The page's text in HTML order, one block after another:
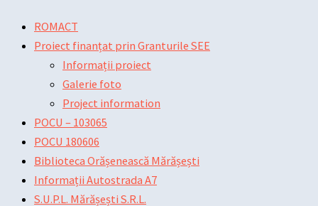
content
Menu
ROMACT
Proiect finanțat prin Granturile SEE
Informații proiect
Galerie foto
Project information
POCU – 103065
POCU 180606
Biblioteca Orășenească Mărășești
Informații Autostrada A7
S.U.P.L. Mărășești S.R.L.
Menunavigation